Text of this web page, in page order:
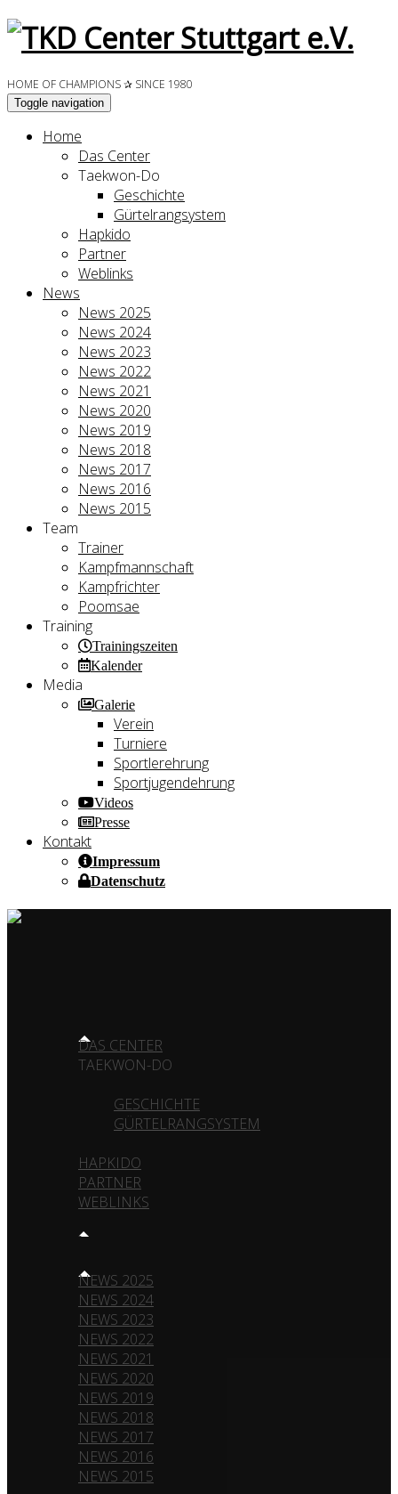
HOME OF CHAMPIONS ✰ SINCE 1980
Toggle navigation
Home
Das Center
Taekwon-Do
Geschichte
Gürtelrangsystem
Hapkido
Partner
Weblinks
News
News 2025
News 2024
News 2023
News 2022
News 2021
News 2020
News 2019
News 2018
News 2017
News 2016
News 2015
Team
Trainer
Kampfmannschaft
Kampfrichter
Poomsae
Training
Trainingszeiten
Kalender
Media
Galerie
Verein
Turniere
Sportlerehrung
Sportjugendehrung
Videos
Presse
Kontakt
Impressum
Datenschutz
DAS CENTER
TAEKWON-DO
GESCHICHTE
GÜRTELRANGSYSTEM
HAPKIDO
PARTNER
WEBLINKS
NEWS
NEWS 2025
NEWS 2024
NEWS 2023
NEWS 2022
NEWS 2021
NEWS 2020
NEWS 2019
NEWS 2018
NEWS 2017
NEWS 2016
NEWS 2015